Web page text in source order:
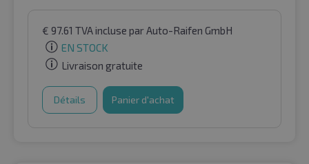
€ 97.61 TVA incluse par Auto-Raifen GmbH
EN STOCK
Livraison gratuite
Détails Panier d'achat